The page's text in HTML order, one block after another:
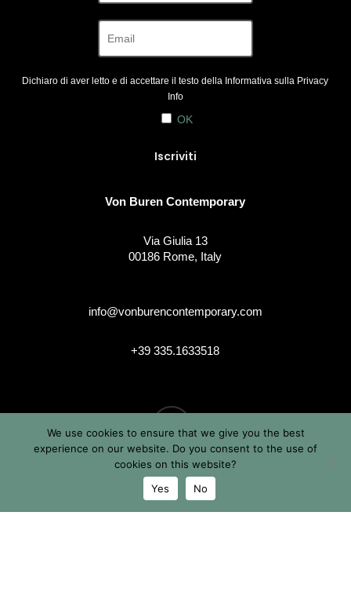
Dichiaro di aver letto e di accettare il testo della Informativa sulla Privacy
Info
OK
Von Buren Contemporary
Via Giulia 13
00186 Rome, Italy
info@vonburencontemporary.com
+39 335.1633518
instagram
© 2026 Von Buren Contemporary. Von Buren Contemporary è
un brand di Michele von Büren
We use cookies to ensure that we give you the best
experience on our website. Do you consent to the use of
cookies on this website?
Yes
No